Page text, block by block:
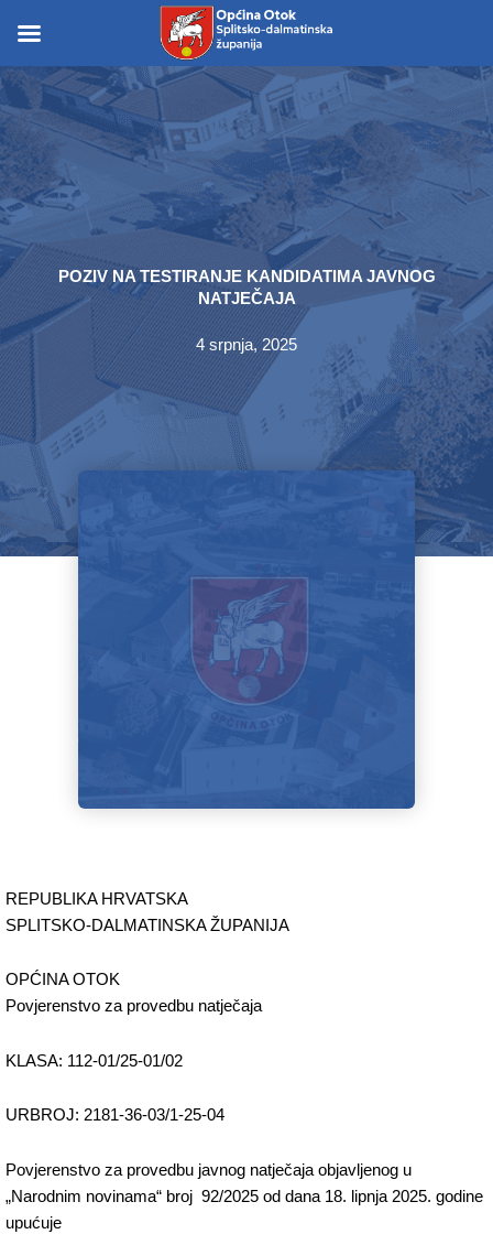
content
content
POZIV NA TESTIRANJE KANDIDATIMA JAVNOG
NATJEČAJA
4 srpnja, 2025
REPUBLIKA HRVATSKA
SPLITSKO-DALMATINSKA ŽUPANIJA
OPĆINA OTOK
Povjerenstvo za provedbu natječaja
KLASA: 112-01/25-01/02
URBROJ: 2181-36-03/1-25-04
Povjerenstvo za provedbu javnog natječaja objavljenog u
„Narodnim novinama“ broj 92/2025 od dana 18. lipnja 2025. godine
upućuje